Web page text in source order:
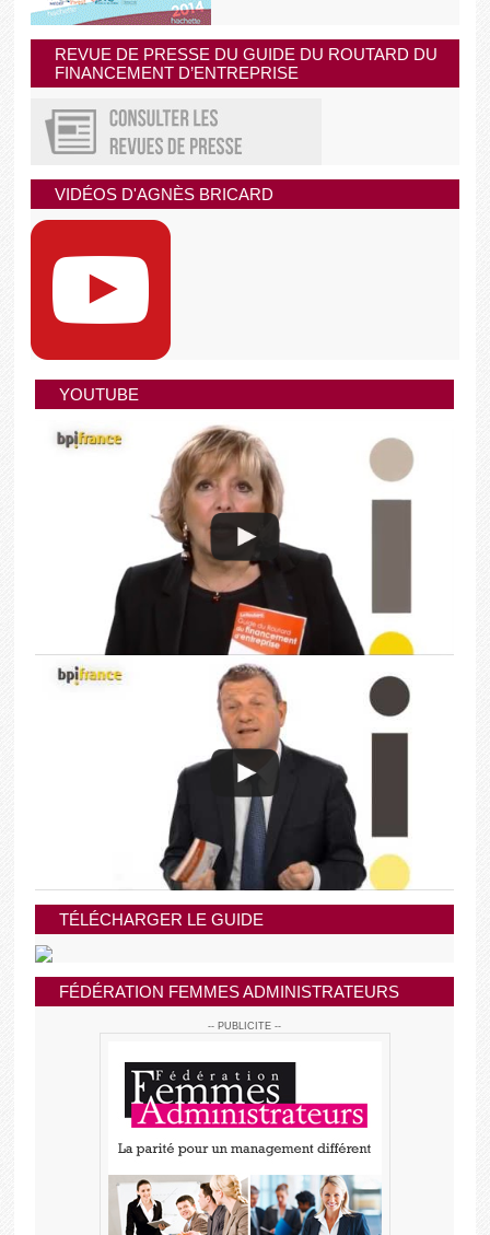
REVUE DE PRESSE DU GUIDE DU ROUTARD DU
FINANCEMENT D’ENTREPRISE
VIDÉOS D'AGNÈS BRICARD
YOUTUBE
TÉLÉCHARGER LE GUIDE
FÉDÉRATION FEMMES ADMINISTRATEURS
-- PUBLICITE --